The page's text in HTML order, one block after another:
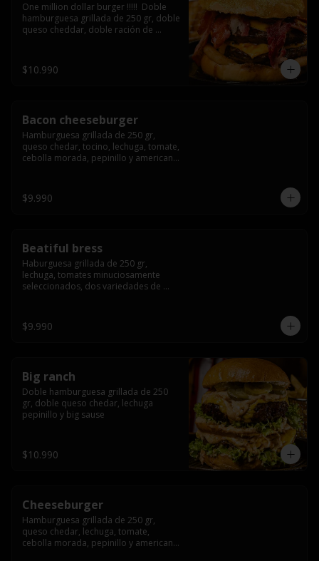
One million dollar burger !!!!!  Doble
hamburguesa grillada de 250 gr, doble
queso cheddar, doble ración de
gold glitter
$10.990
Bacon cheeseburger
Hamburguesa grillada de 250 gr,
queso chedar, tocino, lechuga, tomate,
cebolla morada, pepinillo y american
$9.990
Beatiful bress
Haburguesa grillada de 250 gr,
lechuga, tomates minuciosamente
seleccionados, dos variedades de
lentamente en el grill, para finalizar
todo con una envolvente salsa cristal
$9.990
Big ranch
Doble hamburguesa grillada de 250
gr, doble queso chedar, lechuga
pepinillo y big sause
$10.990
Cheeseburger
Hamburguesa grillada de 250 gr,
queso chedar, lechuga, tomate,
cebolla morada, pepinillo y american